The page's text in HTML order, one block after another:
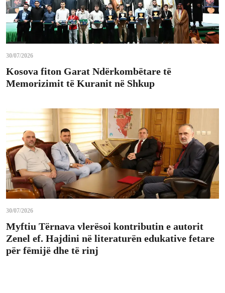
30/07/2026
Kosova fiton Garat Ndërkombëtare të
Memorizimit të Kuranit në Shkup
30/07/2026
Myftiu Tërnava vlerësoi kontributin e autorit
Zenel ef. Hajdini në literaturën edukative fetare
për fëmijë dhe të rinj